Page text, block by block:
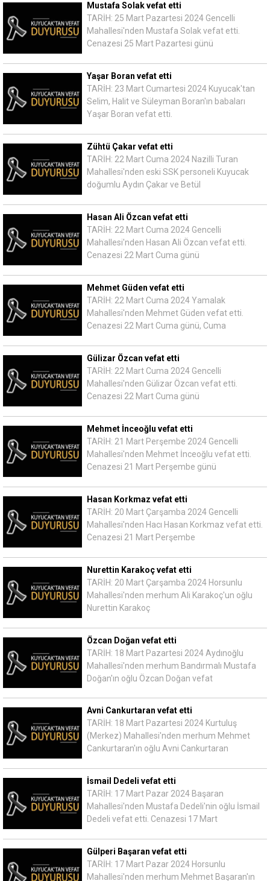
Mustafa Solak vefat etti
TARİH: 25 Mart Pazartesi 2024 Gencelli
Mahallesi'nden Mustafa Solak vefat etti.
Cenazesi 25 Mart Pazartesi günü
Yaşar Boran vefat etti
TARİH: 23 Mart Cumartesi 2024 Kuyucak'tan
Selim, Halit ve Süleyman Boran'ın babaları
Yaşar Boran vefat etti.
Zühtü Çakar vefat etti
TARİH: 22 Mart Cuma 2024 Nazilli Turan
Mahallesi'nden eski SSK personeli Kuyucak
doğumlu Aydın Çakar ve Betül
Hasan Ali Özcan vefat etti
TARİH: 22 Mart Cuma 2024 Gencelli
Mahallesi'nden Hasan Ali Özcan vefat etti.
Cenazesi 22 Mart Cuma günü
Mehmet Güden vefat etti
TARİH: 22 Mart Cuma 2024 Yamalak
Mahallesi'nden Mehmet Güden vefat etti.
Cenazesi 22 Mart Cuma günü, Cuma
Gülizar Özcan vefat etti
TARİH: 22 Mart Cuma 2024 Gencelli
Mahallesi'nden Gülizar Özcan vefat etti.
Cenazesi 22 Mart Cuma günü
Mehmet İnceoğlu vefat etti
TARİH: 21 Mart Perşembe 2024 Gencelli
Mahallesi'nden Mehmet İnceoğlu vefat etti.
Cenazesi 21 Mart Perşembe günü
Hasan Korkmaz vefat etti
TARİH: 20 Mart Çarşamba 2024 Gencelli
Mahallesi'nden Hacı Hasan Korkmaz vefat etti.
Cenazesi 21 Mart Perşembe
Nurettin Karakoç vefat etti
TARİH: 20 Mart Çarşamba 2024 Horsunlu
Mahallesi'nden merhum Ali Karakoç'un oğlu
Nurettin Karakoç
Özcan Doğan vefat etti
TARİH: 18 Mart Pazartesi 2024 Aydınoğlu
Mahallesi'nden merhum Bandırmalı Mustafa
Doğan'ın oğlu Özcan Doğan vefat
Avni Cankurtaran vefat etti
TARİH: 18 Mart Pazartesi 2024 Kurtuluş
(Merkez) Mahallesi'nden merhum Mehmet
Cankurtaran'ın oğlu Avni Cankurtaran
İsmail Dedeli vefat etti
TARİH: 17 Mart Pazar 2024 Başaran
Mahallesi'nden Mustafa Dedeli'nin oğlu İsmail
Dedeli vefat etti. Cenazesi 17 Mart
Gülperi Başaran vefat etti
TARİH: 17 Mart Pazar 2024 Horsunlu
Mahallesi'nden merhum Mehmet Başaran'ın